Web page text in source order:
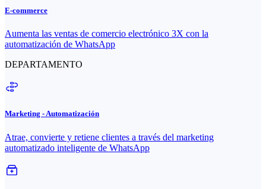
E-commerce
Aumenta las ventas de comercio electrónico 3X con la
automatización de WhatsApp
DEPARTAMENTO
Marketing - Automatización
Atrae, convierte y retiene clientes a través del marketing
automatizado inteligente de WhatsApp